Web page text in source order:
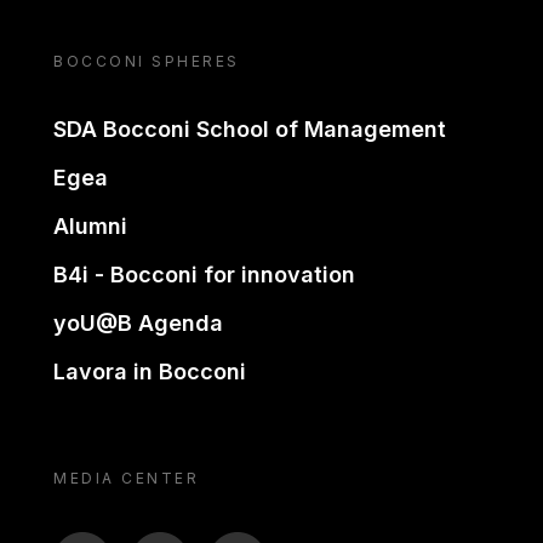
BOCCONI SPHERES
SDA Bocconi School of Management
Egea
Alumni
B4i - Bocconi for innovation
yoU@B Agenda
Lavora in Bocconi
MEDIA CENTER